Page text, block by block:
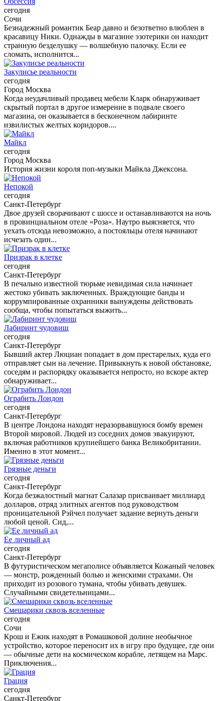
сегодня
Сочи
Безнадежный романтик Беар давно и безответно влюблен в
красавицу Ники. Однажды в магазине эзотерики он находит
странную безделушку — волшебную палочку. Если ее
сломать, исполнится...
Закулисье реальности
сегодня
Город Москва
Когда неудачливый продавец мебели Кларк обнаруживает
скрытый портал в другое измерение в подвале своего
магазина, он оказывается в бесконечном лабиринте
извилистых желтых коридоров....
Майкл
сегодня
Город Москва
История жизни короля поп-музыки Майкла Джексона.
Непокой
сегодня
Санкт-Петербург
Двое друзей сворачивают с шоссе и останавливаются на ночь
в провинциальном отеле «Роза». Наутро выясняется, что
уехать отсюда невозможно, а постояльцы отеля начинают
исчезать один...
Призрак в клетке
сегодня
Санкт-Петербург
В печально известной тюрьме невидимая сила начинает
жестоко убивать заключенных. Враждующие банды и
коррумпированные охранники вынуждены действовать
сообща, чтобы попытаться выжить...
Лабиринт чудовищ
сегодня
Санкт-Петербург
Бывший актер Люциан попадает в дом престарелых, куда его
отправляет сын на лечение. Привыкнуть к новой обстановке,
соседям и распорядку оказывается непросто, но вскоре актер
обнаруживает...
Ограбить Лондон
сегодня
Санкт-Петербург
В центре Лондона находят неразорвавшуюся бомбу времен
Второй мировой. Людей из соседних домов эвакуируют,
включая работников крупнейшего банка Великобритании.
Именно в этот момент...
Грязные деньги
сегодня
Санкт-Петербург
Когда безжалостный магнат Салазар присваивает миллиард
долларов, отряд элитных агентов под руководством
проницательной Рэйчел получает задание вернуть деньги
любой ценой. Сид,...
Ее личный ад
сегодня
Санкт-Петербург
В футуристическом мегаполисе объявляется Кожаный человек
— монстр, рожденный болью и женскими страхами. Он
приходит из розового тумана, чтобы убивать девушек.
Случайными свидетельницами...
Смешарики сквозь вселенные
сегодня
Сочи
Крош и Ежик находят в Ромашковой долине необычное
устройство, которое переносит их в игру про будущее, где они
— обычные дети на космическом корабле, летящем на Марс.
Приключения...
Грация
сегодня
Санкт-Петербург